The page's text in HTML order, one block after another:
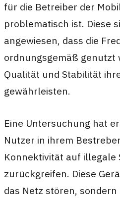
für die Betreiber der
problematisch ist. Diese
angewiesen, dass die
ordnungsgemäß genutzt
Qualität und Stabilität
gewährleisten.
Eine Untersuchung hat
Nutzer in ihrem
Konnektivität auf illegale
zurückgreifen. Diese
das Netz stören, sondern